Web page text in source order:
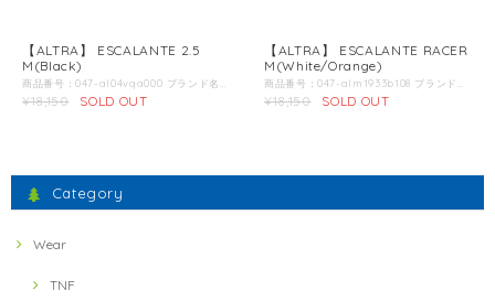
【ALTRA】 ESCALANTE 2.5
M(Black)
商品番号：047-al04vqa000 ブランド名：ALTRA / アルトラ / 商品名：エスカランテ 2.5 メンズ BK 商品説明：一日中履いていられます いつでも走り出せて、いつでもリラックスできるシューズ、これがエスカランテ2.5です。あなたの足にも、スケジュールにも快適にフィットします。靴下のような履き心地のアッパーは、パフォーマンスと一日中の快適さの両方をもたらし、通気性を高めるための細かい通気孔を加えました。くつろげて、カジュアルで、走り出せてと様々な場面で使用できます。「気が付けば、いつだってエスカランテ2.5を履いている。」そんなシューズです。 Color：Black＊第2画像以降の画像は別のカラーの商品を使用している場合があります。 こちらの商品のカラーは第1画像のカラーとなります。 インソール：6 mmコンターフットベッド ミッドソール：Altra EGO? アウトソール：FootPod?テクノロジー スタックハイト：24mm アッパー：エンジニアードニット 店長からの一言：エスカランテレーサーのミッドソール2mm、インソールの1?計3mm厚めからくる安心感と柔らかい着地ながらも、地面からの反発をしっかりと受けられる、とにかく気持ちよく走れるランニング シューズ。 ヒールストライクを回避するシューズを作りたい：私の父は学生時代にアメリカンフットボールで膝を故障してしまい。医師からは「もう二度と走る事は出来ないだろう。」と言われていました。その後、父は独学で膝に衝撃のかからない走り方を学び「ヒールストライク」のしない走り方を実践するようになりました。それを続ける事でだんだんと走れるようになり、メジャーなマラソン大会で入賞出来るほどまでになりました。そして現在はシューズの専門家としてロッキーマウンテンにランニングショップを持っています。 ランニングショップをオープンしてから20年経ちますが未だに運動学的に自然で「正しい」シューズは存在せず、クライアントに対して最適なシューズを提供する事が出来ないでいました。 我々は沢山のリサーチをし、その結果「自然な体の動き」を実現させるために「ヒールストライク」を最小限に抑える靴にたどり着きました。 コンセプトは「自然な走り方」ができる究極のシューズ：その後、様々なエキスパート達と共に試行錯誤を繰り返し、我々の熱意が一つのシューズ「ALTRA Zero Drop シューズ」を作り出しました。それが今のバランスクッションに通じています。ここまでくるのに沢山の困難を乗り越えなくては行けませんでした。その中でも常にブレる事の無いコンセプトとして「自然の走り方」を実現させるためのシューズ作りを持ち続けていました。 我々は今後もその熱意を持ち続け、走る事の楽しみを伝えて行きたいと思っています。
¥18,150 SOLD OUT
【ALTRA】 ESCALANTE RACER
M(White/Orange)
商品番号：047-alm1933b108 ブランド名：ALTRA / アルトラ / 商品名：エスカランテ レーサー メンズ WO 商品説明：今まで限定モデルとしていくつか発売されてきたエスカランテ レーサーですが、そのランニングシューズとしての完成度に毎回大人気となっており「限定盤だけではもったい」というお声が沢山上がっていました。そんな期待にお応えする形で、どこかの都市の限定デザインではないモデルとして発売する事になりました。 エスカランテレーサーは、パフォーマンスのために作られておりオリジナルのエスカランテに比べ、少し硬めで高反発な Altra EGO? ミッドソールを使用しています。そのためランニング中の加速を後押ししてくれサブ3を目指す等スピードを求めるランナーにおすすめです。アッパーは硬めで通気性が非常によく、コーナーリングと快適性に優れています。 Color：White/Orange＊第2画像以降の画像は別のカラーの商品を使用している場合があります。 こちらの商品のカラーは第1画像のカラーとなります。 インソール：5 mmコンターフットベッド ミッドソール：InnerFlex? 搭載のレースチューニングAltra EGO? アウトソール：FootPod?テクノロジー スタックハイト：22 mm アッパー：エンジニアードスタティックメッシュ 店長からの一言：足裏でダイレクトに突き上げを感じ、はだしランニングに極力近い感覚を保つことができるシューズ。 ミッドソールに使用されているALTRA EGOが薄いながらも程よいクッションを持っているため、履いていてとても気持ち良い。 ヒールストライクを回避するシューズを作りたい：私の父は学生時代にアメリカンフットボールで膝を故障してしまい。医師からは「もう二度と走る事は出来ないだろう。」と言われていました。その後、父は独学で膝に衝撃のかからない走り方を学び「ヒールストライク」のしない走り方を実践するようになりました。それを続ける事でだんだんと走れるようになり、メジャーなマラソン大会で入賞出来るほどまでになりました。そして現在はシューズの専門家としてロッキーマウンテンにランニングショップを持っています。 ランニングショップをオープンしてから20年経ちますが未だに運動学的に自然で「正しい」シューズは存在せず、クライアントに対して最適なシューズを提供する事が出来ないでいました。 我々は沢山のリサーチをし、その結果「自然な体の動き」を実現させるために「ヒールストライク」を最小限に抑える靴にたどり着きました。 コンセプトは「自然な走り方」ができる究極のシューズ：その後、様々なエキスパート達と共に試行錯誤を繰り返し、我々の熱意が一つのシューズ「ALTRA Zero Drop シューズ」を作り出しました。それが今のバランスクッションに通じています。ここまでくるのに沢山の困難を乗り越えなくては行けませんでした。その中でも常にブレる事の無いコンセプトとして「自然の走り方」を実現させるためのシューズ作りを持ち続けていました。 我々は今後もその熱意を持ち続け、走る事の楽しみを伝えて行きたいと思っています。
¥18,150 SOLD OUT
Category
Wear
TNF